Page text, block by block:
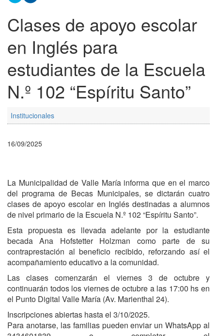
Clases de apoyo escolar
en Inglés para
estudiantes de la Escuela
N.º 102 “Espíritu Santo”
Institucionales
16/09/2025
La Municipalidad de Valle María informa que en el marco
del programa de Becas Municipales, se dictarán cuatro
clases de apoyo escolar en Inglés destinadas a alumnos
de nivel primario de la Escuela N.º 102 “Espíritu Santo”.
Esta propuesta es llevada adelante por la estudiante
becada Ana Hofstetter Holzman como parte de su
contraprestación al beneficio recibido, reforzando así el
acompañamiento educativo a la comunidad.
Las clases comenzarán el viernes 3 de octubre y
continuarán todos los viernes de octubre a las 17:00 hs en
el Punto Digital Valle María (Av. Marienthal 24).
Inscripciones abiertas hasta el 3/10/2025.
Para anotarse, las familias pueden enviar un WhatsApp al